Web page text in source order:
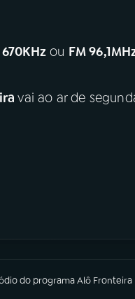
ou FM
vai ao ar de
do programaAlô Fronteira